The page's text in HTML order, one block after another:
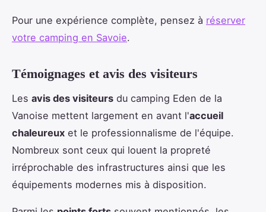
Pour une expérience complète, pensez à réserver
votre camping en Savoie.
Témoignages et avis des visiteurs
Les avis des visiteurs du camping Eden de la
Vanoise mettent largement en avant l'accueil
chaleureux et le professionnalisme de l'équipe.
Nombreux sont ceux qui louent la propreté
irréprochable des infrastructures ainsi que les
équipements modernes mis à disposition.